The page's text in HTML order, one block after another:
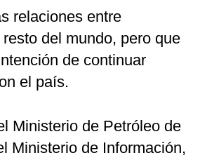
relaciones entre
del mundo, pero que
de continuar
el país.
Ministerio de Petróleo de
Ministerio de Información,